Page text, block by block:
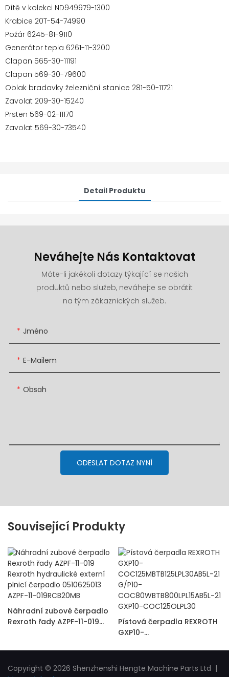
Dítě v kolekci ND949979-1300
Krabice 20T-54-74990
Požár 6245-81-9110
Generátor tepla 6261-11-3200
Clapan 565-30-11191
Clapan 569-30-79600
Oblak bradavky železniční stanice 281-50-11721
Zavolat 209-30-15240
Prsten 569-02-11170
Zavolat 569-30-73540
Detail Produktu
Neváhejte Nás Kontaktovat
Máte-li jakékoli dotazy týkající se našich
produktů nebo služeb, neváhejte se obrátit
na tým zákaznických služeb.
Jméno
E-Mailem
Obsah
ODESLAT DOTAZ NYNÍ
Související Produkty
Náhradní zubové čerpadlo
Rexroth řady AZPF-11-019
Pístová čerpadla REXROTH
GXP10-
COC80WBTB800LPL15AB5L-
Copyright © 2026 Shenzhenshi Hengte Machine Parts Ltd |